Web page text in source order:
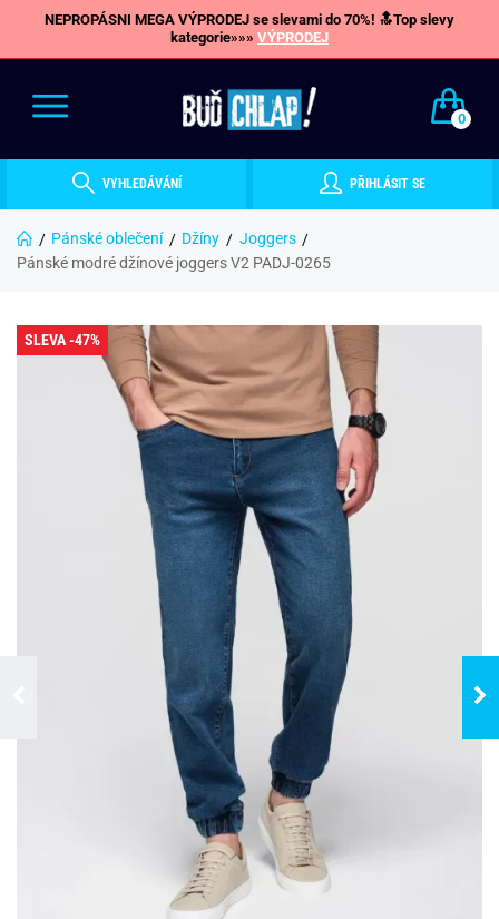
NEPROPÁSNI MEGA VÝPRODEJ se slevami do 70%! 🔝Top slevy
kategorie»»» VÝPRODEJ
0
VYHLEDÁVÁNÍ PŘIHLÁSIT SE
Pánské oblečení Džíny
Joggers
Pánské modré džínové joggers V2 PADJ-0265
SLEVA -47%